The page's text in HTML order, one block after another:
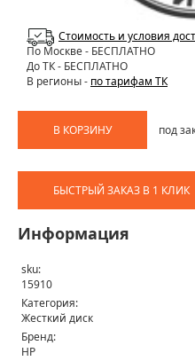
Стоимость и условия
По Москве- БЕСПЛАТНО
До ТК - БЕСПЛАТНО
В регионы - по тарифам ТК
В КОРЗИНУ под
БЫСТРЫЙ ЗАКАЗ В 1 КЛИК
Информация
sku:
15910
Категория:
Жесткий диск
Бренд:
HP